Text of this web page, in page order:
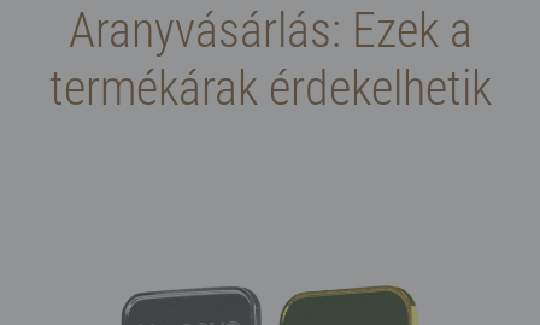
Aranyvásárlás: Ezek a
termékárak érdekelhetik